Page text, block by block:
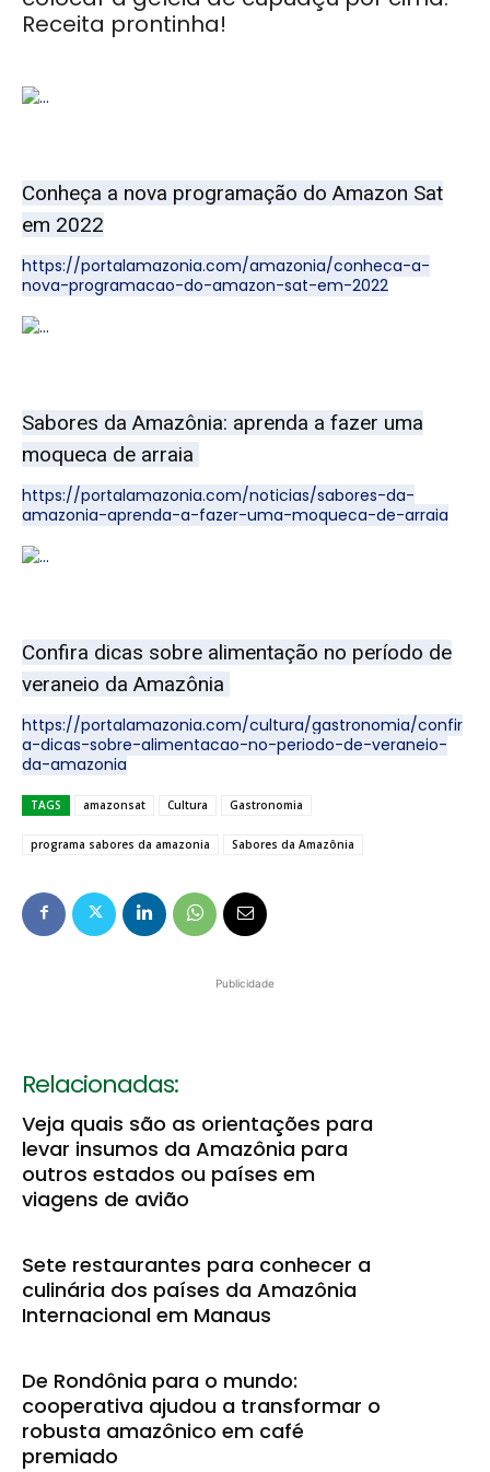
Receita prontinha!
Conheça a nova programação do Amazon Sat
em 2022
https://portalamazonia.com/amazonia/conheca-a-
nova-programacao-do-amazon-sat-em-2022
Sabores da Amazônia: aprenda a fazer uma
moqueca de arraia
https://portalamazonia.com/noticias/sabores-da-
amazonia-aprenda-a-fazer-uma-moqueca-de-arraia
Confira dicas sobre alimentação no período de
veraneio da Amazônia
https://portalamazonia.com/cultura/gastronomia/confir
a-dicas-sobre-alimentacao-no-periodo-de-veraneio-
da-amazonia
TAGS amazonsat Cultura Gastronomia
programa sabores da amazonia Sabores da Amazônia
Publicidade
Relacionadas:
Veja quais são as orientações para
levar insumos da Amazônia para
outros estados ou países em
viagens de avião
Sete restaurantes para conhecer a
culinária dos países da Amazônia
Internacional em Manaus
De Rondônia para o mundo:
cooperativa ajudou a transformar o
robusta amazônico em café
premiado